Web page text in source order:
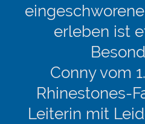
erleben ist
Conny vom
Rhinestones-
Leiterin mit